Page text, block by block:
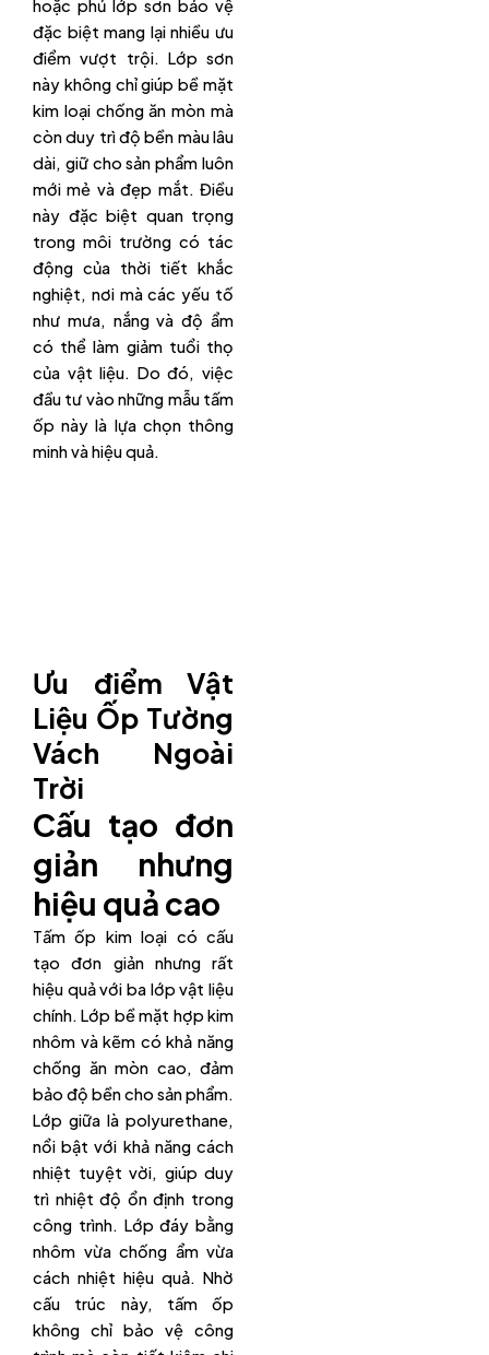
hoặc phủ lớp sơn bảo vệ
đặc biệt mang lại nhiều ưu
điểm vượt trội. Lớp sơn
này không chỉ giúp bề mặt
kim loại chống ăn mòn mà
còn duy trì độ bền màu lâu
dài, giữ cho sản phẩm luôn
mới mẻ và đẹp mắt. Điều
này đặc biệt quan trọng
trong môi trường có tác
động của thời tiết khắc
nghiệt, nơi mà các yếu tố
như mưa, nắng và độ ẩm
có thể làm giảm tuổi thọ
của vật liệu. Do đó, việc
đầu tư vào những mẫu tấm
ốp này là lựa chọn thông
minh và hiệu quả.
Ưu điểm Vật
Liệu Ốp Tường
Vách Ngoài
Trời
Cấu tạo đơn
giản nhưng
hiệu quả cao
Tấm ốp kim loại có cấu
tạo đơn giản nhưng rất
hiệu quả với ba lớp vật liệu
chính. Lớp bề mặt hợp kim
nhôm và kẽm có khả năng
chống ăn mòn cao, đảm
bảo độ bền cho sản phẩm.
Lớp giữa là polyurethane,
nổi bật với khả năng cách
nhiệt tuyệt vời, giúp duy
trì nhiệt độ ổn định trong
công trình. Lớp đáy bằng
nhôm vừa chống ẩm vừa
cách nhiệt hiệu quả. Nhờ
cấu trúc này, tấm ốp
không chỉ bảo vệ công